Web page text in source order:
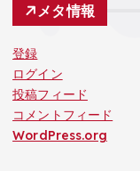
メタ情報
登録
ログイン
投稿フィード
コメントフィード
WordPress.org